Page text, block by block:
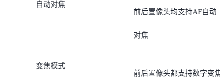
自动对焦
前后置像头均支持AF自动
对焦
变焦模式
前后置像头都支持数字变